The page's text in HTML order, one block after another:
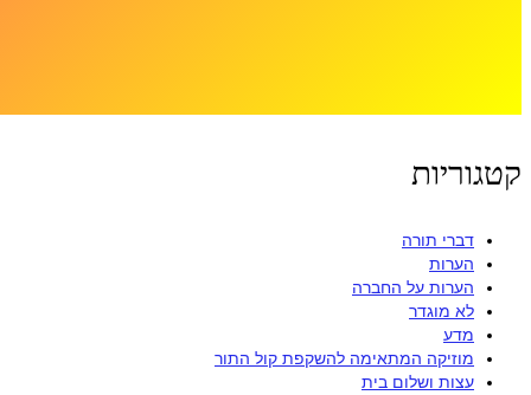
קטגוריות
דברי תורה
הערות
הערות על החברה
לא מוגדר
מדע
מוזיקה המתאימה להשקפת קול התור
עצות ושלום בית